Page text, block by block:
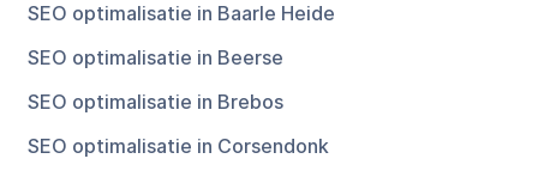
SEO optimalisatie in Baarle Heide
SEO optimalisatie in Beerse
SEO optimalisatie in Brebos
SEO optimalisatie in Corsendonk